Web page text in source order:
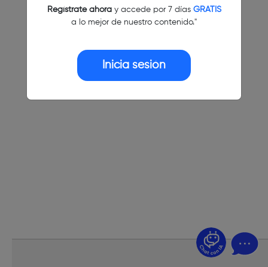
Regístrate ahoray accede por 7 días GRATIS
a lo mejor de nuestro contenido."
Inicia sesión